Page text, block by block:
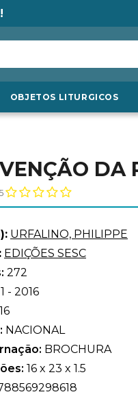
OBJETOS LITURGICOS
DA
URFALINO, PHILIPPE
EDIÇÕES SESC
272
1 - 2016
NACIONAL
BROCHURA
16 x 23 x 1.5